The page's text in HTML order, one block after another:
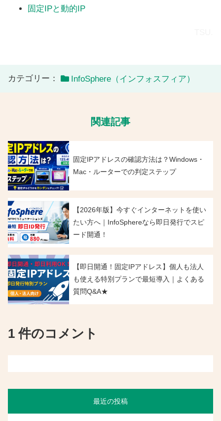
固定IPと動的IP
カテゴリー： InfoSphere（インフォスフィア）
関連記事
固定IPアドレスの確認方法は？Windows・
Mac・ルーターでの判定ステップ
【2026年版】今すぐインターネットを使い
たい方へ｜InfoSphereなら即日発行でスピ
ード開通！
【即日開通！固定IPアドレス】個人も法人
も使える特別プランで最短導入｜よくある
質問Q&A★
1 件のコメント
最近の投稿